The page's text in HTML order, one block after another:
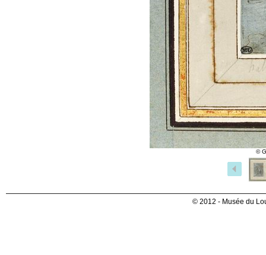
©
© 2012 - Musée du